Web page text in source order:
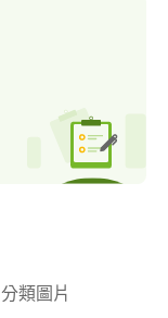
分類圖片